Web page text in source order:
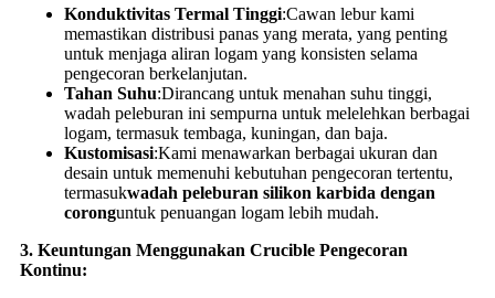
Konduktivitas Termal Tinggi:Cawan lebur kami
memastikan distribusi panas yang merata, yang penting
untuk menjaga aliran logam yang konsisten selama
pengecoran berkelanjutan.
Tahan Suhu:Dirancang untuk menahan suhu tinggi,
wadah peleburan ini sempurna untuk melelehkan berbagai
logam, termasuk tembaga, kuningan, dan baja.
Kustomisasi:Kami menawarkan berbagai ukuran dan
desain untuk memenuhi kebutuhan pengecoran tertentu,
termasukwadah peleburan silikon karbida dengan
coronguntuk penuangan logam lebih mudah.
3. Keuntungan Menggunakan Crucible Pengecoran
Kontinu: